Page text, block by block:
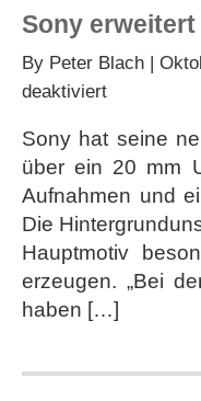
Sony
By Peter Blach |
deaktiviertfür
sein
Vlogging-
um
die
ZV-
1F
Sony hat seine
über ein 20 mm
Aufnahmen und
Die
Hauptmotiv
erzeugen. „Bei
haben […]